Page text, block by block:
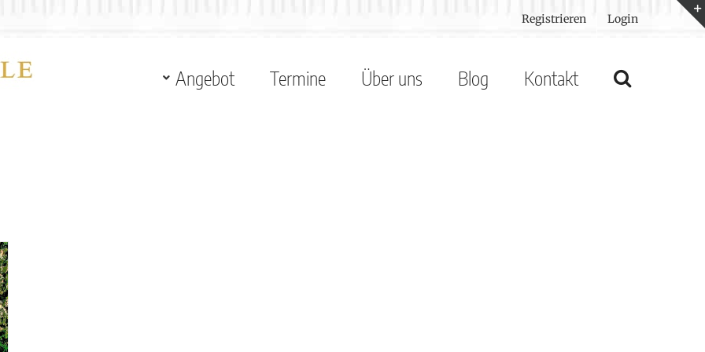
Registrieren Login
Angebot Termine Über uns Blog Kontakt